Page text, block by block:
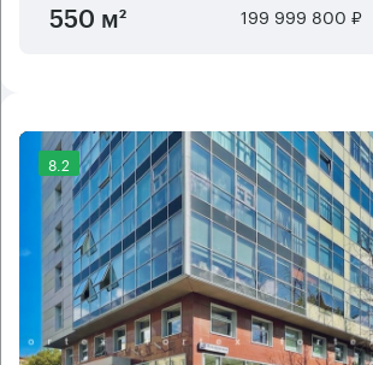
550 м² 199 999 800 ₽
8.2